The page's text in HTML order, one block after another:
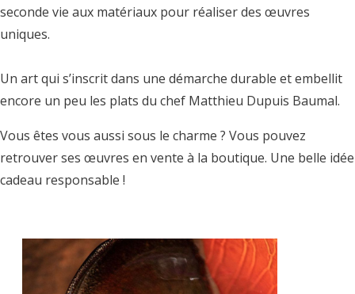
seconde vie aux matériaux pour réaliser des œuvres
uniques.
Un art qui s’inscrit dans une démarche durable et embellit
encore un peu les plats du chef Matthieu Dupuis Baumal.
Vous êtes vous aussi sous le charme ? Vous pouvez
retrouver ses œuvres en vente à la boutique. Une belle idée
cadeau responsable !